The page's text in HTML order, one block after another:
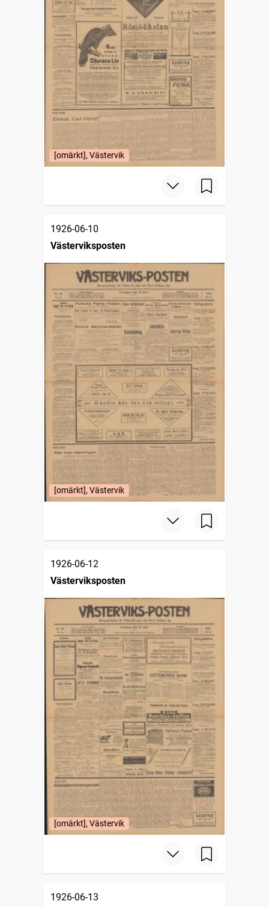
[omärkt], Västervik
1926-06-10
Västerviksposten
[omärkt], Västervik
1926-06-12
Västerviksposten
[omärkt], Västervik
1926-06-13